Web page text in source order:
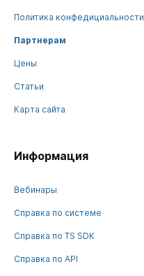
Политика конфедициальности
Партнерам
Цены
Статьи
Карта сайта
Информация
Вебинары
Справка по системе
Справка по TS SDK
Справка по API